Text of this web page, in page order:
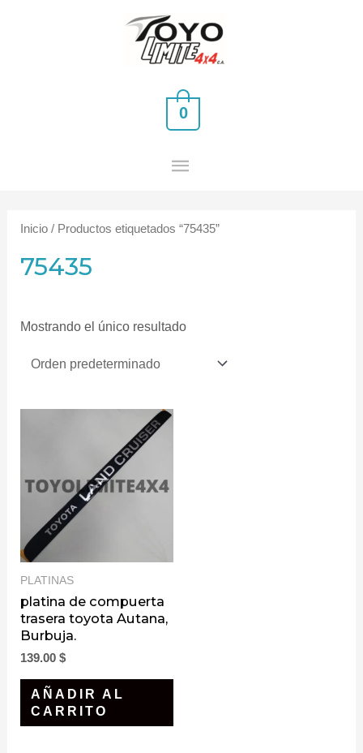
MENÚ
PRINCIPAL
0
Inicio / Productos etiquetados “75435”
75435
Mostrando el único resultado
PLATINAS
platina de compuerta
trasera toyota Autana,
Burbuja.
139.00$
AÑADIR AL
CARRITO